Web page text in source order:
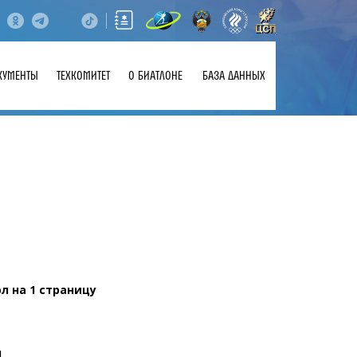
ТЕХКОМИТЕТ О БИАТЛОНЕ БАЗА ДАННЫХ
на 1 страницу